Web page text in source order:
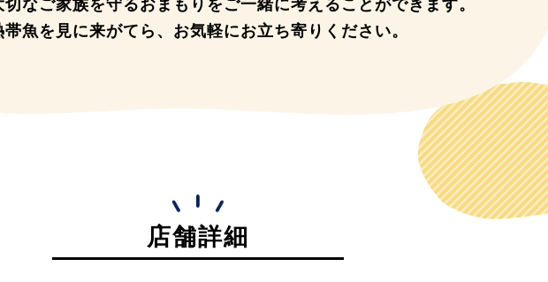
なご家族を守るおまもりを ご一緒に考えることができます。
帯魚を見に来がてら、 お気軽にお立ち寄りください。
店舗詳細